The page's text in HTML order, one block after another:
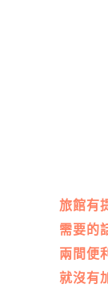
旅館有
需要的
兩間便
就沒有